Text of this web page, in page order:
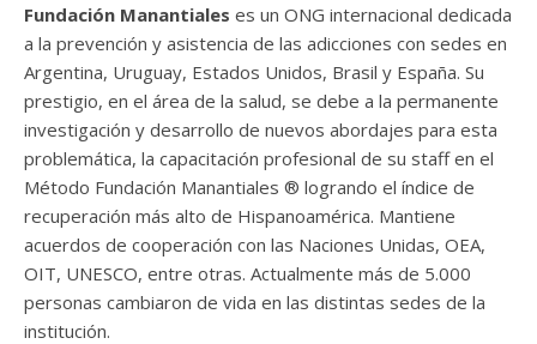
Fundación Manantiales es un ONG internacional dedicada
a la prevención y asistencia de las adicciones con sedes en
Argentina, Uruguay, Estados Unidos, Brasil y España. Su
prestigio, en el área de la salud, se debe a la permanente
investigación y desarrollo de nuevos abordajes para esta
problemática, la capacitación profesional de su staff en el
Método Fundación Manantiales ® logrando el índice de
recuperación más alto de Hispanoamérica. Mantiene
acuerdos de cooperación con las Naciones Unidas, OEA,
OIT, UNESCO, entre otras. Actualmente más de 5.000
personas cambiaron de vida en las distintas sedes de la
institución.